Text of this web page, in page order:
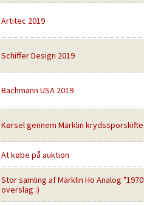
Artitec 2019
Schiffer Design 2019
Bachmann USA 2019
Kørsel gennem Märklin krydssporskifte
At købe på auktion
Stor samling af Märklin Ho Analog
overslag :)